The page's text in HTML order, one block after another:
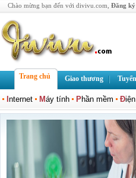
Chào mừng bạn đến với divivu.com, Đăng ký
Trang chủ Giao thương
nternet Máy tính Phần mềm Đ